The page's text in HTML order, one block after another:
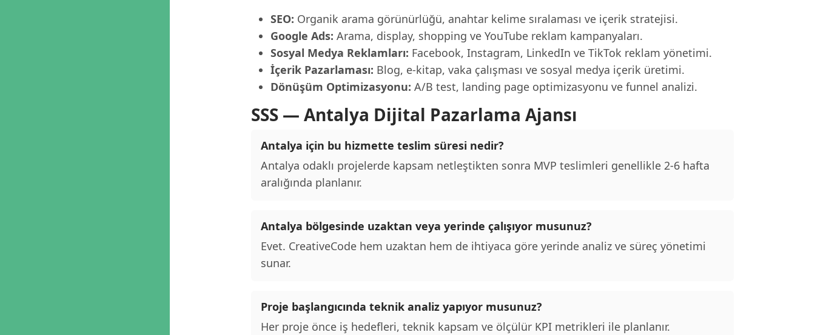
SEO: Organik arama görünürlüğü, anahtar kelime sıralaması ve içerik stratejisi.
Google Ads: Arama, display, shopping ve YouTube reklam kampanyaları.
Sosyal Medya Reklamları: Facebook, Instagram, LinkedIn ve TikTok reklam yönetimi.
İçerik Pazarlaması: Blog, e-kitap, vaka çalışması ve sosyal medya içerik üretimi.
Dönüşüm Optimizasyonu: A/B test, landing page optimizasyonu ve funnel analizi.
SSS — Antalya Dijital Pazarlama Ajansı
Antalya için bu hizmette teslim süresi nedir?
Antalya odaklı projelerde kapsam netleştikten sonra MVP teslimleri genellikle 2-6 hafta
aralığında planlanır.
Antalya bölgesinde uzaktan veya yerinde çalışıyor musunuz?
Evet. CreativeCode hem uzaktan hem de ihtiyaca göre yerinde analiz ve süreç yönetimi
sunar.
Proje başlangıcında teknik analiz yapıyor musunuz?
Her proje önce iş hedefleri, teknik kapsam ve ölçülür KPI metrikleri ile planlanır.